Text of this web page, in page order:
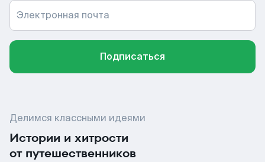
Электронная почта
Подписаться
Делимся классными идеями
Истории и хитрости
от путешественников